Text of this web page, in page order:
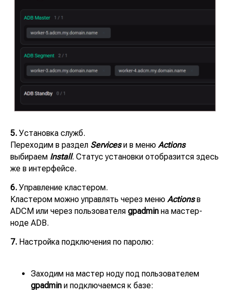
5. Установка служб.
Переходим в раздел Servicesи в меню Actions
выбираем Install. Статус установки отобразится здесь
же в интерфейсе.
6. Управление кластером.
Кластером можно управлять через меню Actionsв
ADCM или через пользователя gpadmin на мастер-
ноде ADB.
7. Настройка подключения по паролю:
Заходим на мастер ноду под пользователем
gpadmin и подключаемся к базе: